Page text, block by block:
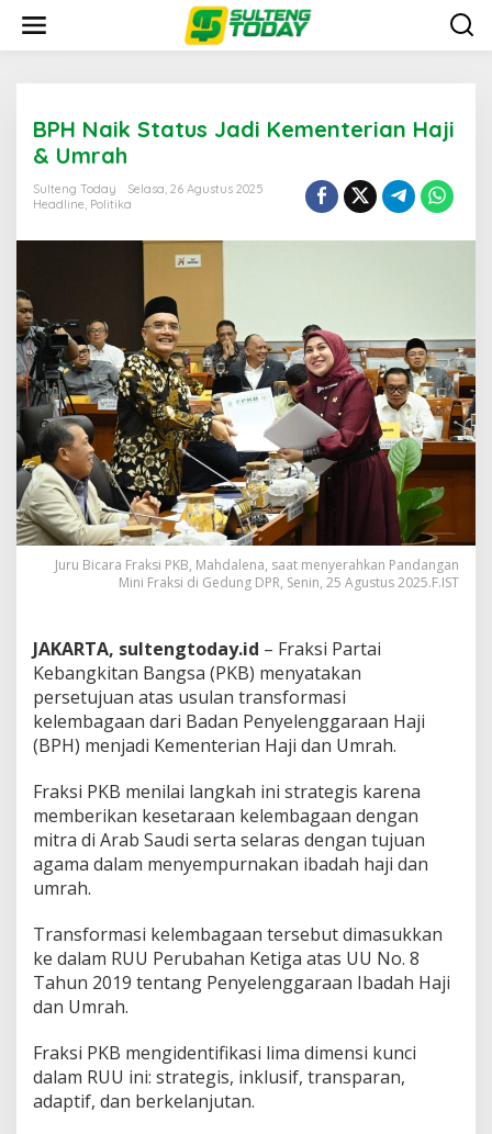
konten
BPH Naik Status Jadi Kementerian Haji
& Umrah
Sulteng Today
Selasa, 26 Agustus 2025
Headline, Politika
Juru Bicara Fraksi PKB, Mahdalena, saat menyerahkan Pandangan
Mini Fraksi di Gedung DPR, Senin, 25 Agustus 2025.F.IST
JAKARTA, sultengtoday.id – Fraksi Partai
Kebangkitan Bangsa (PKB) menyatakan
persetujuan atas usulan transformasi
kelembagaan dari Badan Penyelenggaraan Haji
(BPH) menjadi Kementerian Haji dan Umrah.
Fraksi PKB menilai langkah ini strategis karena
memberikan kesetaraan kelembagaan dengan
mitra di Arab Saudi serta selaras dengan tujuan
agama dalam menyempurnakan ibadah haji dan
umrah.
Transformasi kelembagaan tersebut dimasukkan
ke dalam RUU Perubahan Ketiga atas UU No. 8
Tahun 2019 tentang Penyelenggaraan Ibadah Haji
dan Umrah.
Fraksi PKB mengidentifikasi lima dimensi kunci
dalam RUU ini: strategis, inklusif, transparan,
adaptif, dan berkelanjutan.